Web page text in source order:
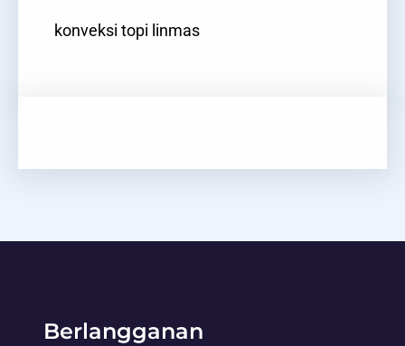
konveksi topi linmas
Berlangganan